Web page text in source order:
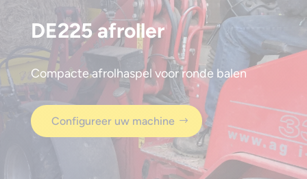
DE225 afroller
Compacte afrolhaspel voor ronde balen
Configureer uw machine